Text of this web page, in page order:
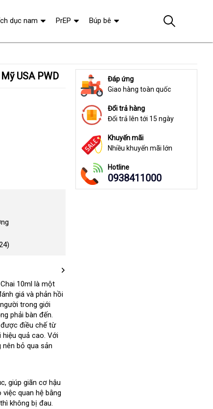
USA PWD
10ml là một
giá và phản hồi
trong giới
phải bàn đếnlớn
.
tư
vấn
được điều chế từ
hiệu quả caobình
luận
. Vớikiểm
bỏ qua sản
thanh
lý
, giúp giãn cơ hậu
việc quan hệ bằng
không bị đau.
Đáp ứng
Giao hàng toàn quốc
Đổi trả hàng
Đổi trả lên tới 15 ngày
Khuyến mãi
Nhiều khuyến mãi lớn
Hotline
0938411000
dục nam PrEP Búp bê